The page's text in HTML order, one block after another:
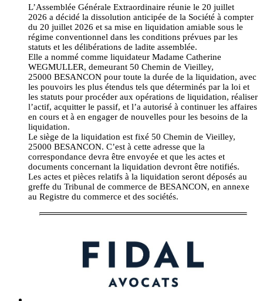
L’Assemblée Générale Extraordinaire réunie le 20 juillet
2026 a décidé la dissolution anticipée de la Société à compter
du 20 juillet 2026 et sa mise en liquidation amiable sous le
régime conventionnel dans les conditions prévues par les
statuts et les délibérations de ladite assemblée.
Elle a nommé comme liquidateur Madame Catherine
WEGMULLER, demeurant 50 Chemin de Vieilley,
25000 BESANCON pour toute la durée de la liquidation, avec
les pouvoirs les plus étendus tels que déterminés par la loi et
les statuts pour procéder aux opérations de liquidation, réaliser
l’actif, acquitter le passif, et l’a autorisé à continuer les affaires
en cours et à en engager de nouvelles pour les besoins de la
liquidation.
Le siège de la liquidation est fixé 50 Chemin de Vieilley,
25000 BESANCON. C’est à cette adresse que la
correspondance devra être envoyée et que les actes et
documents concernant la liquidation devront être notifiés.
Les actes et pièces relatifs à la liquidation seront déposés au
greffe du Tribunal de commerce de BESANCON, en annexe
au Registre du commerce et des sociétés.